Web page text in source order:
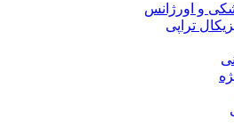
و اورژانس
تراپی